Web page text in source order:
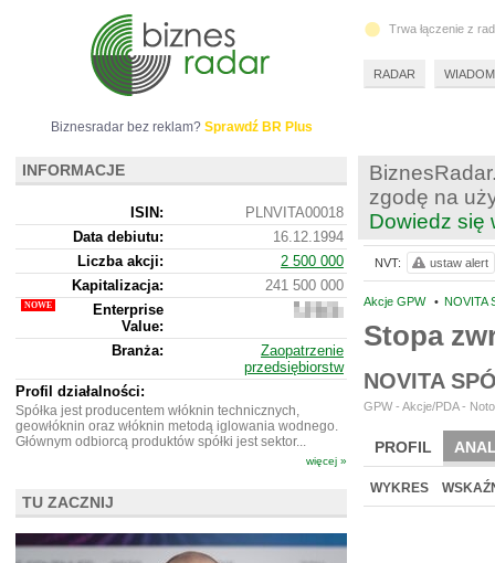
zgodę na
Dowiedz się
Akcje GPW • NOVITA
Stopa
NOVITA
GPW - Akcje/PDA -
PROFIL
BR LAB
WYKRES
NVT: ustaw alert
Biznesradar bez reklam? Sprawdź BR Plus
INFORMACJE
ISIN:
PLNVITA00018
Data debiutu:
16.12.1994
Liczba akcji:
2 500 000
Kapitalizacja:
241 500 000
Enterprise
Value:
237
000
Branża:
Zaopatrzenie
przedsiębiorstw
Profil działalności:
Spółka jest producentem włóknin technicznych,
geowłóknin oraz włóknin metodą iglowania wodnego.
Głównym odbiorcą produktów spółki jest sektor...
więcej »
TU ZACZNIJ
Trwa łączenie z
RADAR